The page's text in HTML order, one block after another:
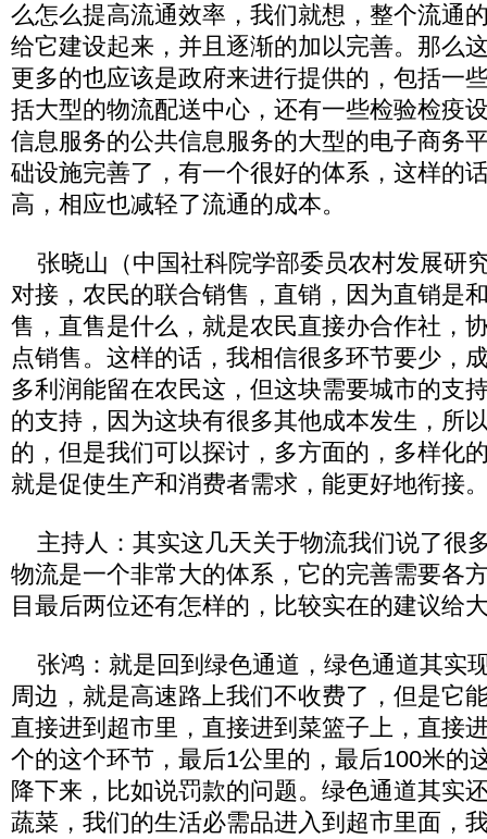
么怎么提高流通效率，我们就想，整个流通
给它建设起来，并且逐渐的加以完善。那么
更多的也应该是政府来进行提供的，包括一
括大型的物流配送中心，还有一些检验检疫
信息服务的公共信息服务的大型的电子商务
础设施完善了，有一个很好的体系，这样的
高，相应也减轻了流通的成本。
张晓山（中国社科院学部委员农村发展研
对接，农民的联合销售，直销，因为直销是
售，直售是什么，就是农民直接办合作社，
点销售。这样的话，我相信很多环节要少，
多利润能留在农民这，但这块需要城市的支
的支持，因为这块有很多其他成本发生，所
的，但是我们可以探讨，多方面的，多样化
就是促使生产和消费者需求，能更好地衔接
主持人：其实这几天关于物流我们说了很
物流是一个非常大的体系，它的完善需要各
目最后两位还有怎样的，比较实在的建议给
张鸿：就是回到绿色通道，绿色通道其实
周边，就是高速路上我们不收费了，但是它
直接进到超市里，直接进到菜篮子上，直接
个的这个环节，最后1公里的，最后100米的
降下来，比如说罚款的问题。绿色通道其实
蔬菜，我们的生活必需品进入到超市里面，